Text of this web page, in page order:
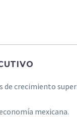
de crecimiento
mexicana.